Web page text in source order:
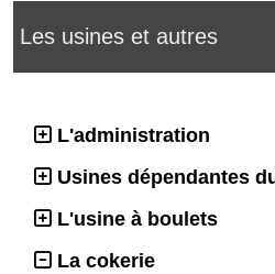
Les usines et autres
L'administration
Usines dépendantes
L'usine à boulets
La cokerie